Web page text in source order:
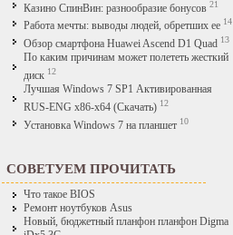
Казино СпинВин: разнообразие бонусов 21
Работа мечты: выводы людей, обретших ее 14
Обзор смартфона Huawei Ascend D1 Quad 13
По каким причинам может полететь жесткий
диск 12
Лучшая Windows 7 SP1 Активированная
RUS-ENG x86-x64 (Скачать) 12
Установка Windows 7 на планшет 10
СОВЕТУЕМ ПРОЧИТАТЬ
Что такое BIOS
Ремонт ноутбуков Asus
Новый, бюджетный планфон планфон Digma